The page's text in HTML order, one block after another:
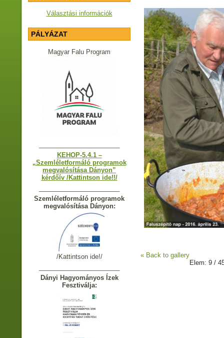
Választási információk
PÁLYÁZAT
Magyar Falu Program
KEHOP-5.4.1 –
„Szemléletformáló programok
megvalósítása Dányon”
kérdőív /Kattintson ide!!/
Szemléletformáló programok
megvalósítása Dányon:
/Kattintson ide!/
Dányi Hagyományos Ízek
Fesztiválja:
« Back to gallery
Elem: 9 /